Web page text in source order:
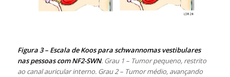
Figura 3 – Escala de Koos para schwannomas vestibulares
nas pessoas com NF2-SWN. Grau 1 – Tumor pequeno, restrito
ao canal auricular interno. Grau 2 – Tumor médio, avançando